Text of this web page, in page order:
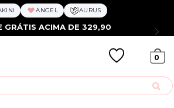
ANGEL AURUS
GRÁTIS ACIMA DE 329,90
0